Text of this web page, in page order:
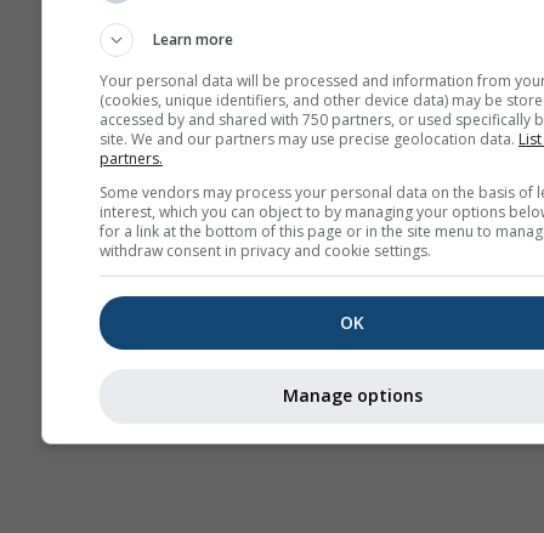
Cartes météo
Stueve &
Learn more
Your personal data will be processed and information from
(cookies, unique identifiers, and other device data) may be
accessed by and shared with 750 partners, or used specifically
site. We and our partners may use precise geolocation data.
partners.
Some vendors may process your personal data on the basis of
interest, which you can object to by managing your options
for a link at the bottom of this page or in the site menu to
withdraw consent in privacy and cookie settings.
OK
Manage options